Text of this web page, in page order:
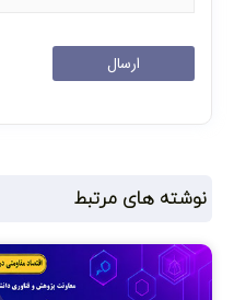
نوشته های مرتبط